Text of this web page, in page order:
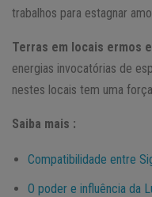
trabalhos para estagnar
Terras em locais ermos
energias invocatórias de
nestes locais tem uma
Saiba mais :
Compatibilidade entre
O poder e influência da